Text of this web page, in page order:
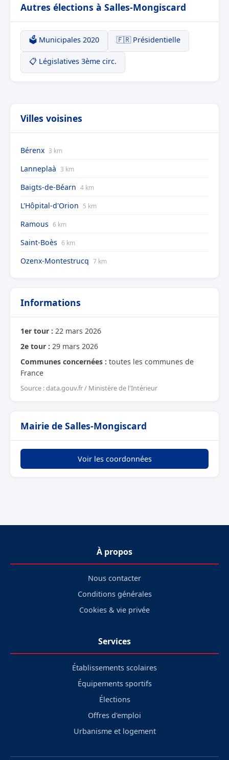
Autres élections à Salles-Mongiscard
🗳️ Municipales 2020 🇫🇷 Présidentielle
📋 Législatives 3ème circ.
Villes voisines
Bérenx 3 km
Lanneplaà 3 km
Baigts-de-Béarn 4 km
L'Hôpital-d'Orion 5 km
Ramous 6 km
Saint-Boès 6 km
Ozenx-Montestrucq 7 km
Informations
1er tour : 22 mars 2026
2e tour : 29 mars 2026
Communes concernées : toutes les communes de
France
Source : data.gouv.fr / Ministère de l'Intérieur
Mairie de Salles-Mongiscard
Voir les coordonnées
À propos
Nous contacter
Conditions générales
Cookies & vie privée
Services
Établissements scolaires
Équipements sportifs
Élections
Offres d'emploi
Urbanisme et logement